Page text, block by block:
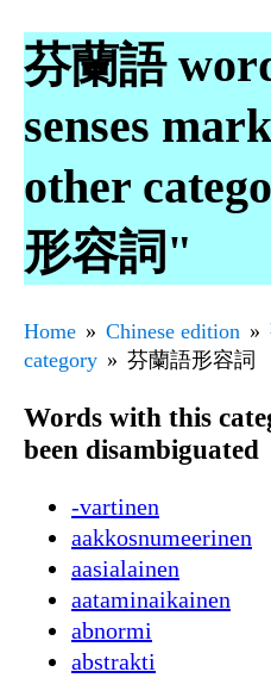
芬蘭語
senses
other
形容詞"
Home Chinese edition
category
芬蘭語形容詞
Words with this
been disambiguated
-vartinen
aakkosnumeerinen
aasialainen
aataminaikainen
abnormi
abstrakti